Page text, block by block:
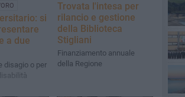
si
a due
disagio o per
Trovata l'intesa per
rilancio e gestione
della Biblioteca
Stigliani
Finanziamento annuale
della Regione